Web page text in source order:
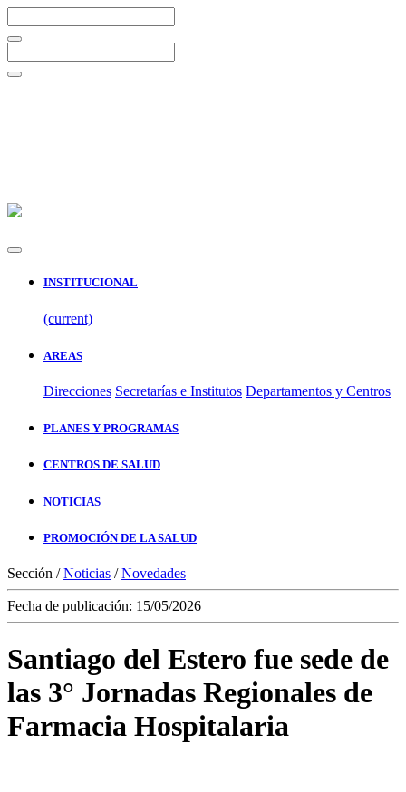
INSTITUCIONAL
(current)
AREAS
Direcciones Secretarías e Institutos Departamentos y Centros
PLANES Y PROGRAMAS
CENTROS DE SALUD
NOTICIAS
PROMOCIÓN DE LA SALUD
Sección /Noticias /Novedades
Fecha de publicación: 15/05/2026
Santiago del Estero fue sede de
las 3° Jornadas Regionales de
Farmacia Hospitalaria